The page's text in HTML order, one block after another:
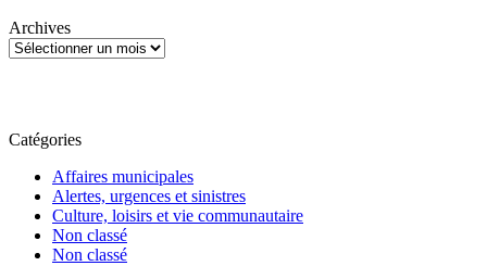
Archives
Catégories
Affaires municipales
Alertes, urgences et sinistres
Culture, loisirs et vie communautaire
Non classé
Non classé